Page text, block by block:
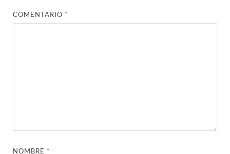
COMENTARIO*
NOMBRE*